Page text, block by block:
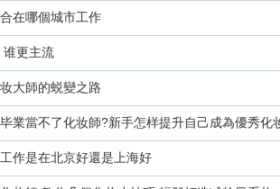
在哪個城市工作
谁更主流
大師的蜕變之路
業當不了化妆師?新手怎样提升自己成為優秀化
作是在北京好還是上海好